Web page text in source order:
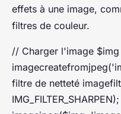
effets à une image,
filtres de couleur.
// Charger l'image $img
filtre de netteté